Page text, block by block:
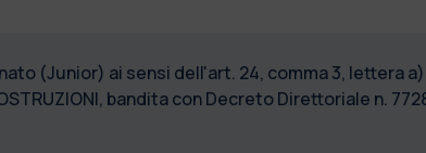
(Junior) ai sensi dell'art. 24, comma 3, lettera a)
bandita con Decreto Direttoriale n.